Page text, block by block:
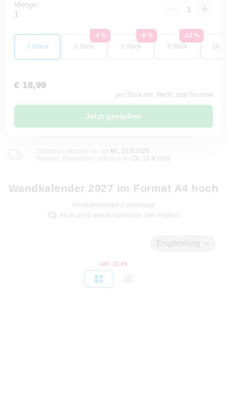
Menge:
1
1 Stück
-4 %
2 Stück
-8 %
3 Stück
-12 %
5 Stück
10
€ 18,99
pro Stück inkl. MwSt., zzgl. Versand
Jetzt gestalten
Mi., 12.8.2026
Express: Garantierte Lieferung am
Di., 11.8.2026
Wandkalender 2027 im Format A4 hoch
Produktionszeit 2 Werktage
Auch als Express innerhalb 24h möglich
Empfehlung
ab€ 12,99